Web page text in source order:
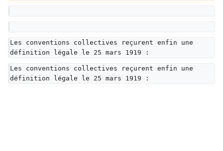
Les conventions collectives reçurent enfin une
définition légale le 25 mars 1919 :
Les conventions collectives reçurent enfin une
définition légale le 25 mars 1919 :